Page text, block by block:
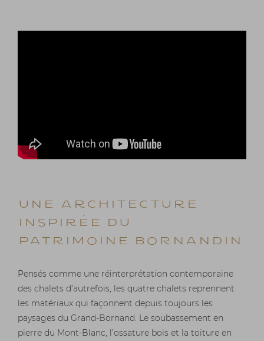
UNE ARCHITECTURE
INSPIRÉE DU
PATRIMOINE BORNANDIN
Pensés comme une réinterprétation contemporaine
des chalets d’autrefois, les quatre chalets reprennent
les matériaux qui façonnent depuis toujours les
paysages du Grand-Bornand. Le soubassement en
pierre du Mont-Blanc, l’ossature bois et la toiture en